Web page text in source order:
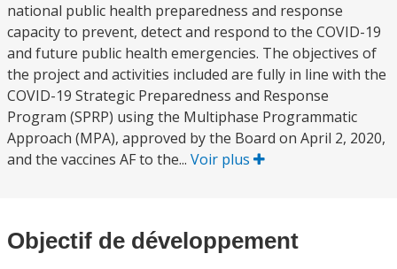
national public health preparedness and response
capacity to prevent, detect and respond to the COVID-19
and future public health emergencies. The objectives of
the project and activities included are fully in line with the
COVID-19 Strategic Preparedness and Response
Program (SPRP) using the Multiphase Programmatic
Approach (MPA), approved by the Board on April 2, 2020,
and the vaccines AF to the... Voir plus
Objectif de développement